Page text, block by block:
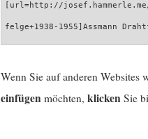
[url=http://
felge+1938-1955]Assmann
Wenn Sie auf anderen
einfügen möchten,klicken Sie